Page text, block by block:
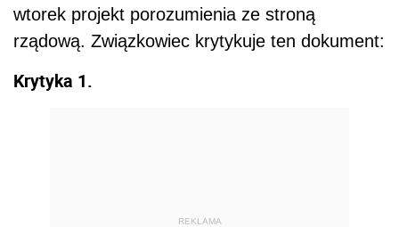
wtorek projekt porozumienia ze stroną
rządową. Związkowiec krytykuje ten dokument:
Krytyka 1.
REKLAMA